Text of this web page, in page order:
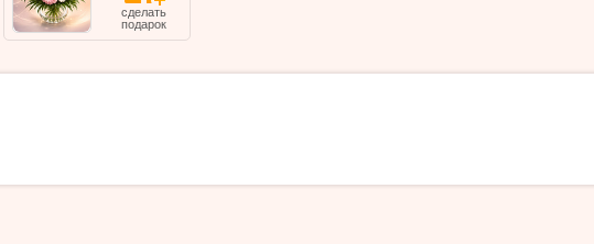
сделать
подарок